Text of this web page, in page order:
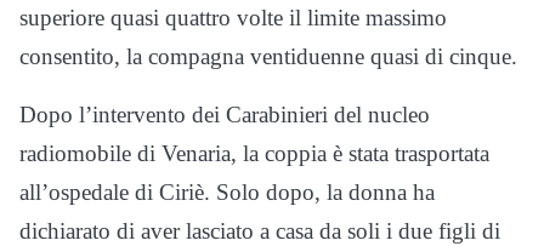
superiore quasi quattro volte il limite massimo
consentito, la compagna ventiduenne quasi di cinque.
Dopo l’intervento dei Carabinieri del nucleo
radiomobile di Venaria, la coppia è stata trasportata
all’ospedale di Ciriè. Solo dopo, la donna ha
dichiarato di aver lasciato a casa da soli i due figli di